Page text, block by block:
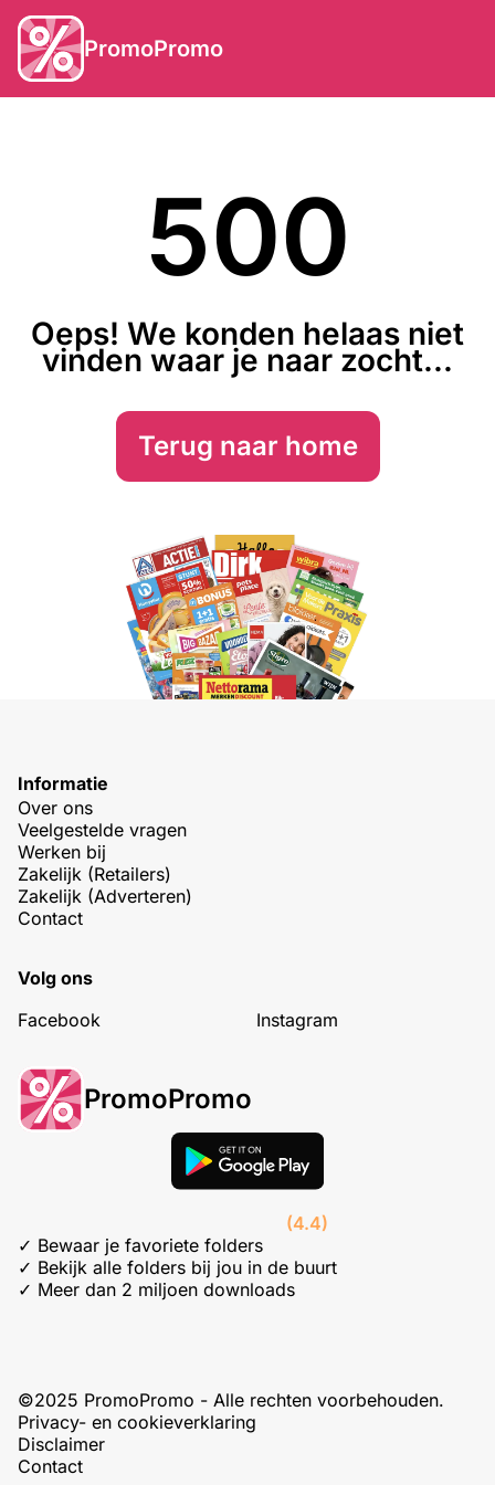
PromoPromo
500
Oeps! We konden helaas niet
vinden waar je naar zocht...
Terug naar home
Informatie
Over ons
Veelgestelde vragen
Werken bij
Zakelijk (Retailers)
Zakelijk (Adverteren)
Contact
Volg ons
Facebook
Instagram
PromoPromo
(4.4)
✓ Bewaar je favoriete folders
✓ Bekijk alle folders bij jou in de buurt
✓ Meer dan 2 miljoen downloads
©2025 PromoPromo - Alle rechten voorbehouden.
Privacy- en cookieverklaring
Disclaimer
Contact